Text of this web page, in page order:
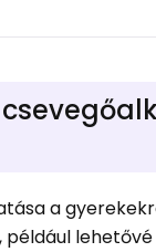
a